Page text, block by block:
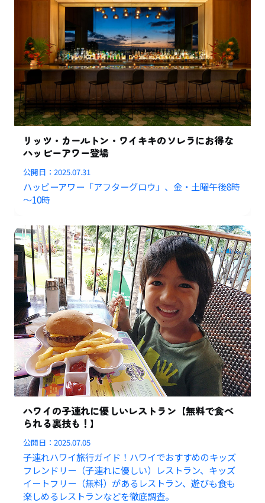
リッツ・カールトン・ワイキキのソレラにお得な
ハッピーアワー登場
公開日：2025.07.31
ハッピーアワー「アフターグロウ」、金・土曜午後8時
～10時
ハワイの子連れに優しいレストラン【無料で食べ
られる裏技も！】
公開日：2025.07.05
子連れハワイ旅行ガイド！ハワイでおすすめのキッズ
フレンドリー（子連れに優しい）レストラン、キッズ
イートフリー（無料）があるレストラン、遊びも食も
楽しめるレストランなどを徹底調査。